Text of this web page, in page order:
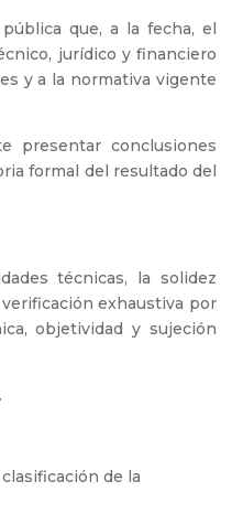
que, a la fecha, el
jurídico y financiero
y a la normativa vigente
presentar conclusiones
formal del resultado del
técnicas, la solidez
exhaustiva por
objetividad y sujeción
de la